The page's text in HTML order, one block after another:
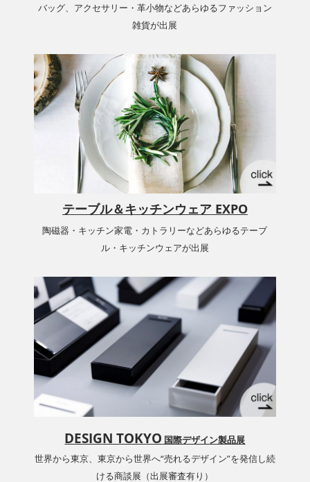
バッグ、アクセサリー・革小物などあらゆるファッション
雑貨が出展
テーブル＆キッチンウェア EXPO
陶磁器・キッチン家電・カトラリーなどあらゆるテーブ
ル・キッチンウェアが出展
DESIGN TOKYO 国際デザイン製品展
世界から東京、東京から世界へ“売れるデザイン”を発信し続
ける商談展（出展審査有り）